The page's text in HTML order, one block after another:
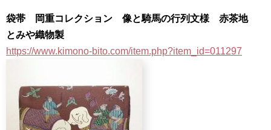
袋帯 岡重コレクション 像と騎馬の行列文様 赤茶地
とみや織物製
https://www.kimono-bito.com/item.php?item_id=011297